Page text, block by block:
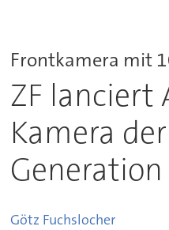
Frontkamera mit
ZF lanciert
Kamera
Generation
Götz Fuchslocher